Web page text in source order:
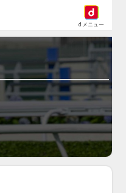
dメニュー